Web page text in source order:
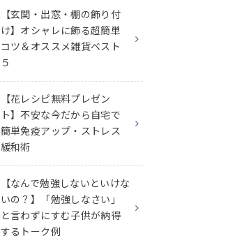
【玄関・出窓・棚の飾り付
け】オシャレに飾る超簡単
コツ＆オススメ雑貨ベスト
５
【花レシピ無料プレゼン
ト】不安な今だから自宅で
簡単免疫アップ・ストレス
緩和術
【なんで勉強しないといけな
いの？】「勉強しなさい」
と言わずにすむ子供が納得
するトーク例